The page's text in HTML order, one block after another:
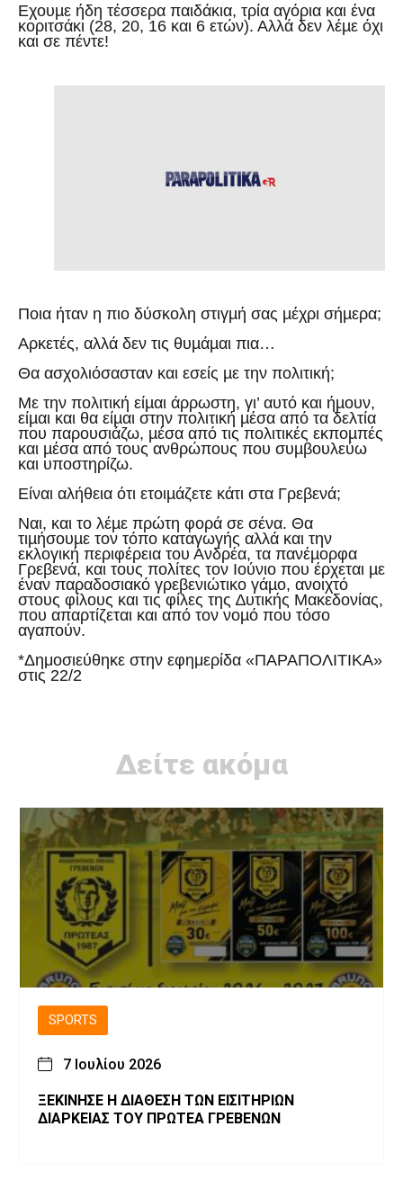
Εχουµε ήδη τέσσερα παιδάκια, τρία αγόρια και ένα
κοριτσάκι (28, 20, 16 και 6 ετών). Αλλά δεν λέµε όχι
και σε πέντε!
Ποια ήταν η πιο δύσκολη στιγµή σας µέχρι σήµερα;
Αρκετές, αλλά δεν τις θυµάµαι πια…
Θα ασχολιόσασταν και εσείς µε την πολιτική;
Με την πολιτική είµαι άρρωστη, γι’ αυτό και ήµουν,
είµαι και θα είµαι στην πολιτική µέσα από τα δελτία
που παρουσιάζω, µέσα από τις πολιτικές εκποµπές
και µέσα από τους ανθρώπους που συµβουλεύω
και υποστηρίζω.
Είναι αλήθεια ότι ετοιµάζετε κάτι στα Γρεβενά;
Ναι, και το λέµε πρώτη φορά σε σένα. Θα
τιµήσουµε τον τόπο καταγωγής αλλά και την
εκλογική περιφέρεια του Ανδρέα, τα πανέµορφα
Γρεβενά, και τους πολίτες τον Ιούνιο που έρχεται µε
έναν παραδοσιακό γρεβενιώτικο γάµο, ανοιχτό
στους φίλους και τις φίλες της ∆υτικής Μακεδονίας,
που απαρτίζεται και από τον νοµό που τόσο
αγαπούν.
*Δημοσιεύθηκε στην εφημερίδα «ΠΑΡΑΠΟΛΙΤΙΚΑ»
στις 22/2
Δείτε ακόμα
SPORTS
7 Ιουλίου 2026
ΞΕΚΙΝΗΣΕ Η ΔΙΑΘΕΣΗ ΤΩΝ ΕΙΣΙΤΗΡΙΩΝ
ΔΙΑΡΚΕΙΑΣ ΤΟΥ ΠΡΩΤΕΑ ΓΡΕΒΕΝΩΝ